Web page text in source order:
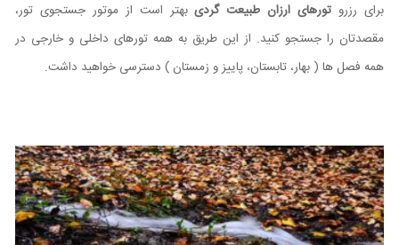
برای رزرو تورهای ارزان طبیعت گردیبهتر است از موتور جستجوی تور،
مقصدتان را جستجو کنید. از این طریق به همه تورهای داخلی و خارجی در
همه فصل ها ( بهار، تابستان، پاییز و زمستان ) دسترسی خواهید داشت.